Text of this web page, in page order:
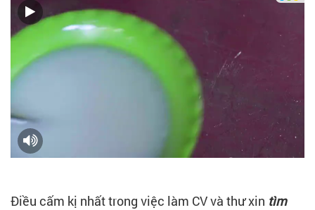
Điều cấm kị nhất trong việc làm CV và thư xin tìm